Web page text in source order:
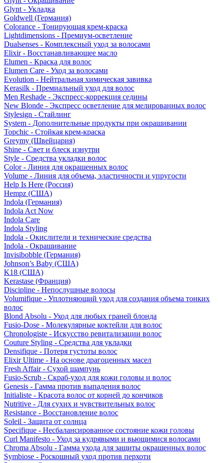
Glynt - Укладка
Goldwell (Германия)
Colorance - Тонирующая крем-краска
Lightdimensions - Премиум-осветление
Dualsenses - Комплексный уход за волосами
Elixir - Восстанавливающее масло
Elumen - Краска для волос
Elumen Care - Уход за волосами
Evolution - Нейтральная химическая завивка
Kerasilk - Премиальный уход для волос
Men Reshade - Экспресс-коррекция седины
New Blonde - Экспресс осветление для мелированных волос
Stylesign - Стайлинг
System - Дополнительные продукты при окрашивании
Topchic - Стойкая крем-краска
Greymy (Швейцария)
Shine - Свет и блеск изнутри
Style - Средства укладки волос
Color - Линия для окрашенных волос
Volume - Линия для объема, эластичности и упругости
Help Is Here (Россия)
Hempz (США)
Indola (Германия)
Indola Act Now
Indola Care
Indola Styling
Indola - Окислители и технические средства
Indola - Окрашивание
Invisibobble (Германия)
Johnson’s Baby (США)
K18 (США)
Kerastase (Франция)
Discipline - Непослушные волосы
Volumifique - Уплотняющий уход для создания объема тонких
волос
Blond Absolu - Уход для любых граней блонда
Fusio-Dose - Молекулярные коктейли для волос
Chronologiste - Искусство ревитализации волос
Couture Styling - Средства для укладки
Densifique - Потеря густоты волос
Elixir Ultime - На основе драгоценных масел
Fresh Affair - Сухой шампунь
Fusio-Scrub - Скраб-уход для кожи головы и волос
Genesis - Гамма против выпадения волос
Initialiste - Красота волос от корней до кончиков
Nutritive - Для сухих и чувствительных волос
Resistance - Восстановление волос
Soleil - Защита от солнца
Specifique - Несбалансированное состояние кожи головы
Curl Manifesto - Уход за кудрявыми и вьющимися волосами
Chroma Absolu - Гамма ухода для защиты окрашенных волос
Symbiose - Роскошный уход против перхоти